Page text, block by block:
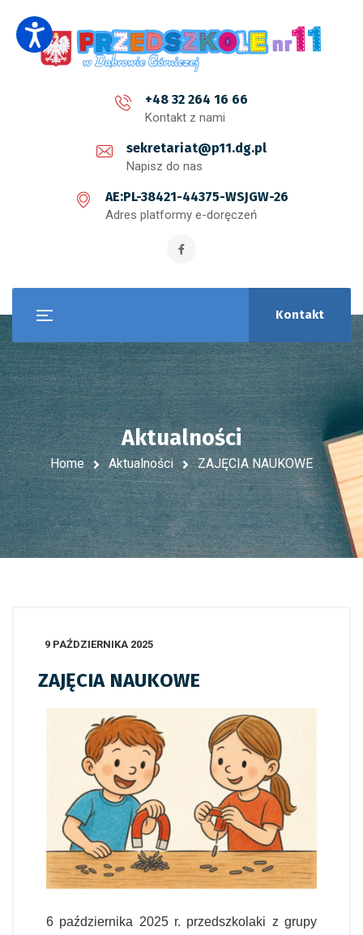
+48 32 264 16 66
Kontakt z nami
sekretariat@p11.dg.pl
Napisz do nas
AE:PL-38421-44375-WSJGW-26
Adres platformy e-doręczeń
Kontakt
Aktualności
Home Aktualności ZAJĘCIA NAUKOWE
9 PAŹDZIERNIKA 2025
ZAJĘCIA NAUKOWE
6 października 2025 r. przedszkolaki z grupy